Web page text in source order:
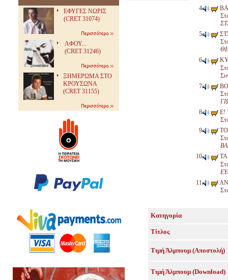
ΕΦΥΓΕΣ ΝΩΡΙΣ
(CRET 31074)
ΑΦΟΥ...
(CRET 31246)
ΞΗΜΕΡΩΜΑ ΣΤΟ
ΚΡΟΥΣΩΝΑ
(CRET 31155)
Ε!
ΤΑ
Κατηγορία
Τίτλος
Τιμή Άλμπουμ (Αποστολή)
Τιμή Άλμπουμ (Download)